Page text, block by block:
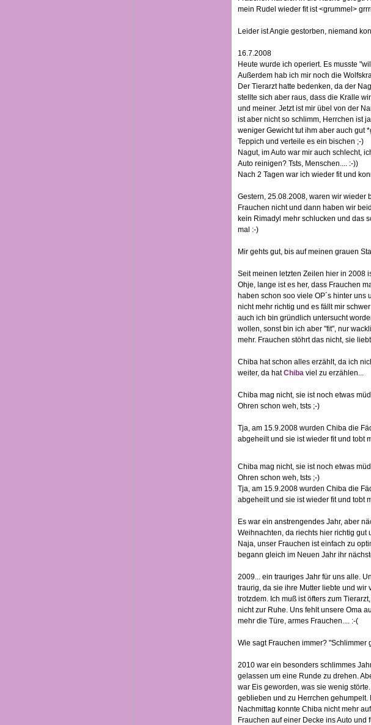
mein Rudel wieder fit ist <grummel>
Leider ist Angie gestorben, niemand
16.7.2008
Heute wurde ich operiert. Es musste
Außerdem hab ich mir noch die
Der Tierarzt hatte bedenken, da der
stellte sich aber raus, dass die Kralle
und meiner. Jetzt ist mir übel von der
ist aber nicht so schlimm, Herrchen ist
weniger Gewicht tut ihm aber auch gut
Teppich und verteile es ein bischen ;-)
Nagut, im Auto war mir auch schlecht,
Auto reinigen? Tsts, Menschen.... :-))
Nach 2 Tagen war ich wieder fit und
Gestern, 25.08.2008, waren wir wieder
Frauchen nicht und dann haben wir
kein Rimadyl mehr schlucken und das
mal :-)
Mir gehts gut, bis auf meinen grauen
Seit meinen letzten Zeilen hier in 2008
Ohje, lange ist es her, dass Frauchen
haben schon soo viele OP´s hinter
nicht mehr richtig und es fällt mir
auch ich bin gründlich untersucht
wollen, sonst bin ich aber "fit", nur
mehr. Frauchen stöhrt das nicht, sie
Chiba hat schon alles erzählt, da ich
weiter, da hatChiba viel zu erzählen...
Chiba mag nicht, sie ist noch etwas
Ohren schon weh, tsts ;-)
Tja, am 15.9.2008 wurden Chiba die
abgeheilt und sie ist wieder fit und tobt
Chiba mag nicht, sie ist noch etwas
Ohren schon weh, tsts ;-)
Tja, am 15.9.2008 wurden Chiba die
abgeheilt und sie ist wieder fit und tobt
Es war ein anstrengendes Jahr, aber
Weihnachten, da riechts hier richtig gut
Naja, unser Frauchen ist einfach zu
begann gleich im Neuen Jahr ihr
2009... ein trauriges Jahr für uns alle.
traurig, da sie ihre Mutter liebte und wir
trotzdem. Ich muß ist öfters zum
nicht zur Ruhe. Uns fehlt unsere Oma
mehr die Türe, armes Frauchen.... :-(
Wie sagt Frauchen immer? "Schlimmer
2010 war ein besonders schlimmes
gelassen um eine Runde zu drehen.
war Eis geworden, was sie wenig
geblieben und zu Herrchen gehumpelt.
Nachmittag konnte Chiba nicht mehr
Frauchen auf einer Decke ins Auto und